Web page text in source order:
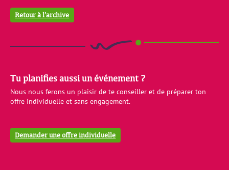
Retour à l'archive
Tu planifies aussi un événement ?
Nous nous ferons un plaisir de te conseiller et de préparer ton
offre individuelle et sans engagement.
Demander une offre individuelle